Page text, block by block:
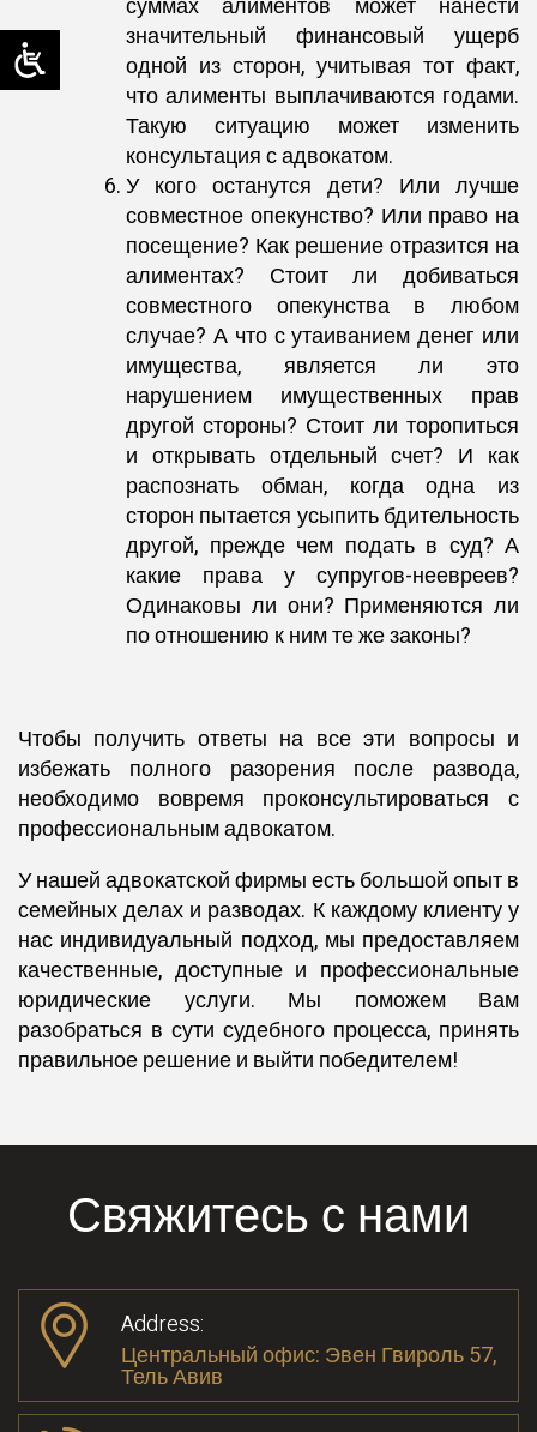
суммах алиментов может нанести
значительный финансовый ущерб
одной из сторон, учитывая тот факт,
что алименты выплачиваются годами.
Такую ситуацию может изменить
консультация с адвокатом.
У кого останутся дети? Или лучше
совместное опекунство? Или право на
посещение? Как решение отразится на
алиментах? Стоит ли добиваться
совместного опекунства в любом
случае? А что с утаиванием денег или
имущества, является ли это
нарушением имущественных прав
другой стороны? Стоит ли торопиться
и открывать отдельный счет? И как
распознать обман, когда одна из
сторон пытается усыпить бдительность
другой, прежде чем подать в суд? А
какие права у супругов-неевреев?
Одинаковы ли они? Применяются ли
по отношению к ним те же законы?
Чтобы получить ответы на все эти вопросы и
избежать полного разорения после развода,
необходимо вовремя проконсультироваться с
профессиональным адвокатом.
У нашей адвокатской фирмы есть большой опыт в
семейных делах и разводах. К каждому клиенту у
нас индивидуальный подход, мы предоставляем
качественные, доступные и профессиональные
юридические услуги. Мы поможем Вам
разобраться в сути судебного процесса, принять
правильное решение и выйти победителем!
Свяжитесь с нами
Address:
Центральный офис: Эвен Гвироль 57,
Тель Авив